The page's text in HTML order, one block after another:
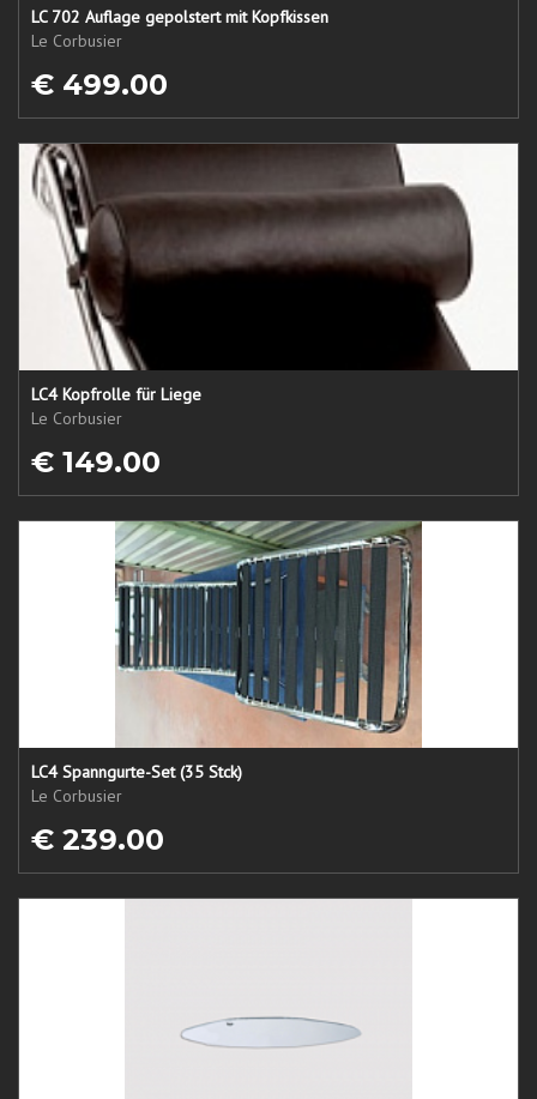
LC 702 Auflage gepolstert mit Kopfkissen
Le Corbusier
€ 499.00
LC4 Kopfrolle für Liege
Le Corbusier
€ 149.00
LC4 Spanngurte-Set (35 Stck)
Le Corbusier
€ 239.00